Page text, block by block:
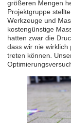
größeren Mengen
Projektgruppe
Werkzeuge und
kostengünstige
hatten zwar die
dass wir nie wirklich
treten können.